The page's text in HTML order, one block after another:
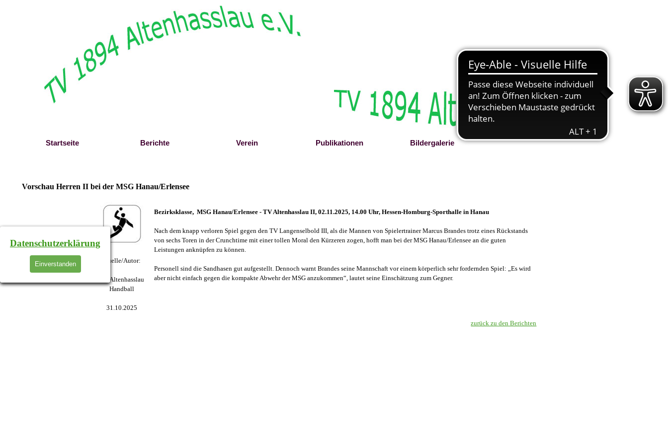
Datenschutzerklärung
Einverstanden
Startseite Berichte ▼
Verein ▼
Publikationen ▼
Bildergalerie ▼
Vorschau Herren II bei der MSG Hanau/Erlensee
Quelle/Autor:
TV Altenhasslau
Handball
31.10.2025
Bezirksklasse, MSG Hanau/Erlensee - TV Altenhasslau II,02.11.2025, 14.00 Uhr, Hessen-Homburg-Sporthalle in Hanau
Nach dem knapp verloren Spiel gegen den TV Langenselbold III, als die Mannen von Spielertrainer Marcus Brandes trotz eines Rückstands
von sechs Toren in der Crunchtime mit einer tollen Moral den Kürzeren zogen, hofft man bei der MSG Hanau/Erlensee an die guten
Leistungen anknüpfen zu können.
Personell sind die Sandhasen gut aufgestellt. Dennoch warnt Brandes seine Mannschaft vor einem körperlich sehr fordernden Spiel: „Es wird
aber nicht einfach gegen die kompakte Abwehr der MSG anzukommen“, lautet seine Einschätzung zum Gegner.
zurück zu den Berichten